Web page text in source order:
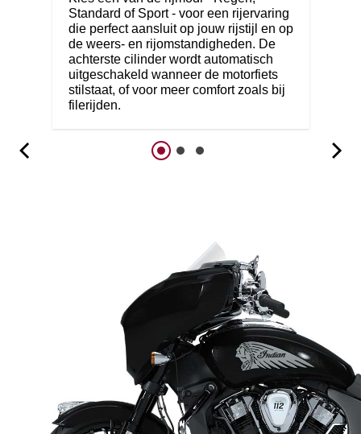
Standard of Sport - voor een rijervaring
die perfect aansluit op jouw rijstijl en op
de weers- en rijomstandigheden. De
achterste cilinder wordt automatisch
uitgeschakeld wanneer de motorfiets
stilstaat, of voor meer comfort zoals bij
filerijden.